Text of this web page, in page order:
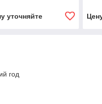
уточняйте
год